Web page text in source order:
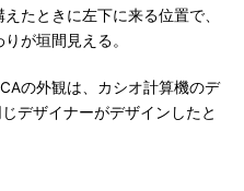
たときに左下に来る位置で、
が垣間見える。
の外観は、カシオ計算機のデ
じデザイナーがデザインしたと